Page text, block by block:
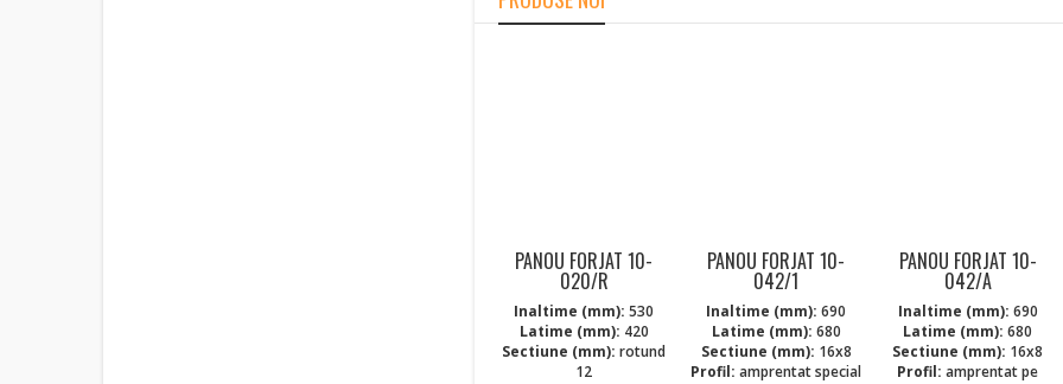
PANOU FORJAT 10-
020/R
Inaltime (mm): 530
Latime (mm): 420
Sectiune (mm): rotund
12
PANOU FORJAT 10-
042/1
Inaltime (mm): 690
Latime (mm): 680
Sectiune (mm): 16x8
Profil: amprentat special
PANOU FORJAT 10-
042/A
Inaltime (mm): 690
Latime (mm): 680
Sectiune (mm): 16x8
Profil: amprentat pe